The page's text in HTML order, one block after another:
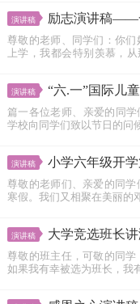
演讲稿 励志演讲稿――
尊敬的老师、同学们：你
上学，我都会特别羡慕，
演讲稿 “六.一”国际儿
篇一各位老师、亲爱的同
学校向同学们致以节日的问
演讲稿 小学六年级开
尊敬的老师们、亲爱的同
寒假。我们又相聚在美丽的
演讲稿 大学竞选班长
尊敬的班主任，可敬的同学
如果我有幸被选为班长，我